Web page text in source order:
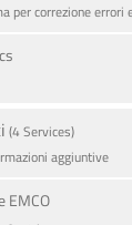
per correzione errori
(4 Services)
aggiuntive
EMCO